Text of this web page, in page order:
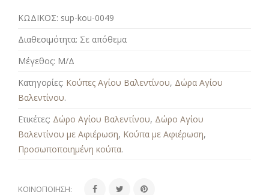
ΚΩΔΙΚΟΣ: sup-kou-0049
Διαθεσιμότητα: Σε απόθεμα
Μέγεθος: Μ/Δ
Κατηγορίες: Κούπες Αγίου Βαλεντίνου, Δώρα Αγίου
Βαλεντίνου.
Ετικέτες: Δώρο Αγίου Βαλεντίνου, Δώρο Αγίου
Βαλεντίνου με Αφιέρωση, Κούπα με Αφιέρωση,
Προσωποποιημένη κούπα.
ΚΟΙΝΟΠΟΊΗΣΗ: